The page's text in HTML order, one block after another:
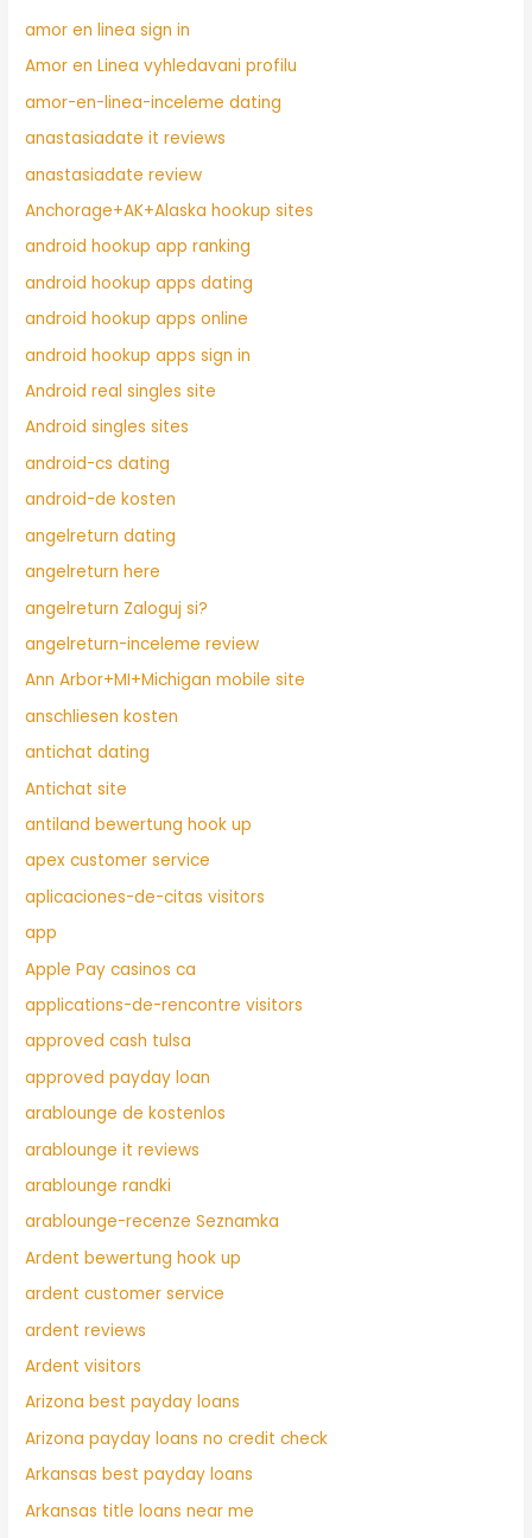
amor en linea sign in
Amor en Linea vyhledavani profilu
amor-en-linea-inceleme dating
anastasiadate it reviews
anastasiadate review
Anchorage+AK+Alaska hookup sites
android hookup app ranking
android hookup apps dating
android hookup apps online
android hookup apps sign in
Android real singles site
Android singles sites
android-cs dating
android-de kosten
angelreturn dating
angelreturn here
angelreturn Zaloguj si?
angelreturn-inceleme review
Ann Arbor+MI+Michigan mobile site
anschliesen kosten
antichat dating
Antichat site
antiland bewertung hook up
apex customer service
aplicaciones-de-citas visitors
app
Apple Pay casinos ca
applications-de-rencontre visitors
approved cash tulsa
approved payday loan
arablounge de kostenlos
arablounge it reviews
arablounge randki
arablounge-recenze Seznamka
Ardent bewertung hook up
ardent customer service
ardent reviews
Ardent visitors
Arizona best payday loans
Arizona payday loans no credit check
Arkansas best payday loans
Arkansas title loans near me